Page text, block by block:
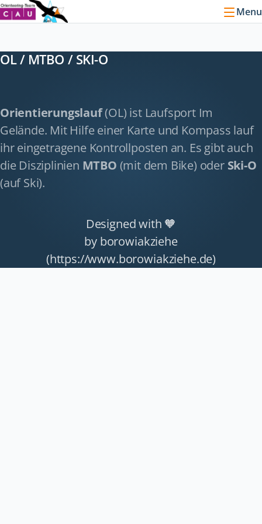
Menu
OL / MTBO / SKI-O
Orientierungslauf(OL) ist Laufsport Im
Gelände. Mit Hilfe einer Karte und Kompass lauf
ihr eingetragene Kontrollposten an. Es gibt auch
die Disziplinien MTBO (mit dem Bike) oder Ski-O
(auf Ski).
Designed with 🧡
by borowiakziehe
(https://www.borowiakziehe.de)